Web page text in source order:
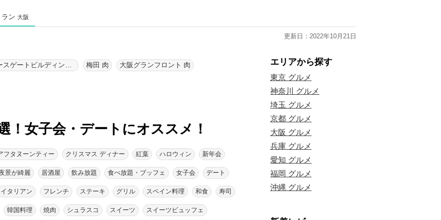
ン 大阪
更新日：2022年10月21日
梅田 肉 大阪グランフロント 肉
！ 女子会・デートにオススメ！
フタヌーンティー クリスマス ディナー 紅葉 ハロウィン 新年会
景が綺麗 居酒屋 飲み放題 食べ放題・ブッフェ 女子会 デート
イタリアン フレンチ ステーキ グリル スペイン料理 和食 寿司
韓国料理 焼肉 シュラスコ スイーツ スイーツビュッフェ
エリアから探す
東京 グルメ
神奈川 グルメ
埼玉 グルメ
京都 グルメ
大阪 グルメ
兵庫 グルメ
愛知 グルメ
福岡 グルメ
沖縄 グルメ